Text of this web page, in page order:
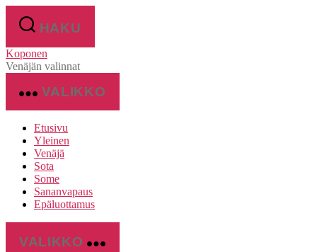
sisältöönHAKU
Koponen
Venäjän valinnat
VALIKKO
Etusivu
Yleinen
Venäjä
Sota
Some
Sananvapaus
Epäluottamus
VALIKKO